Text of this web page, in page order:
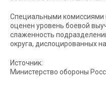
Специальными комиссиями
оценен уровень боевой
слаженность
округа, дислоцированных
Источник:
Министерство обороны